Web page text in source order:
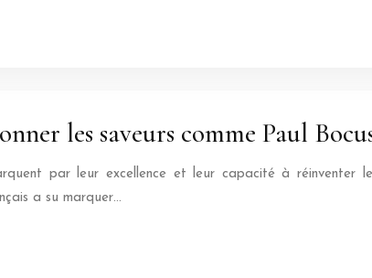
les saveurs comme Paul
par leur excellence et leur capacité à réinventer
a su marquer…